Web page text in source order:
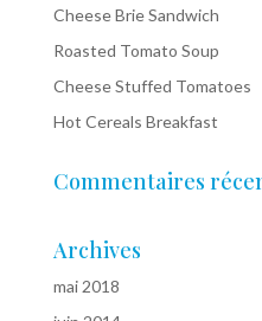
Cheese Brie Sandwich
Roasted Tomato Soup
Cheese Stuffed Tomatoes
Hot Cereals Breakfast
Commentaires
Archives
mai 2018